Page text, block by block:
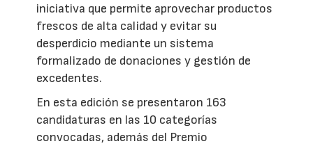
iniciativa que permite aprovechar productos
frescos de alta calidad y evitar su
desperdicio mediante un sistema
formalizado de donaciones y gestión de
excedentes.
En esta edición se presentaron 163
candidaturas en las 10 categorías
convocadas, además del Premio